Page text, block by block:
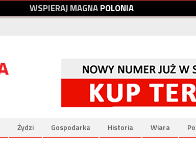
WSPIERAJMAGNAPOLONIA
Żydzi Gospodarka Historia Wiara